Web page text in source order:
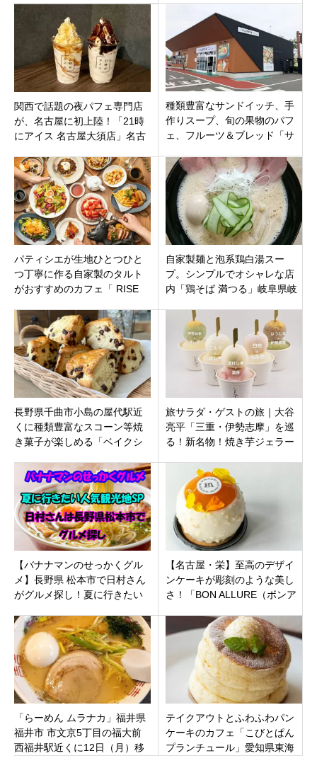
関西で話題の夜パフェ専門店
が、名古屋に初上陸！「21時
にアイス 名古屋大須店」名古
種類豊富なサンドイッチ、手
作りスープ、旬の果物のパフ
ェ、フルーツ＆ブレッド「サ
プ」長野県佐久市
パティシエが生地ひとつひと
つ丁寧に作る自家製のタルト
がおすすめのカフェ「 RISE
ープン
自家製麺と泡系鶏白湯スー
プ。シンプルでオシャレな店
内「鶏そば 満つる」岐阜県岐
長野県千曲市小島の屋代駅近
くに種類豊富なスコーン等焼
き菓子が楽しめる「ベイクシ
ープン
旅サラダ・ゲストの旅｜大谷
亮平「三重・伊勢志摩」を巡
る！新名物！焼き芋ジェラー
ーパラダイス」
【バナナマンのせっかくグル
メ】長野県 松本市で日村さん
がグルメ探し！夏に行きたい
店まとめ。
【名古屋・栄】至高のデザイ
ンケーキが彫刻のような美し
さ！「BON ALLURE（ボンア
「らーめん ムラナカ」福井県
福井市 市文京5丁目の福大前
西福井駅近くに12日（月）移
テイクアウトとふわふわパン
ケーキのカフェ「こびとぱん
プランチュール」愛知県東海